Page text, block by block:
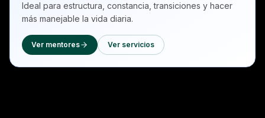
Ideal para estructura, constancia, transiciones y hacer
más manejable la vida diaria.
Ver mentores Ver servicios